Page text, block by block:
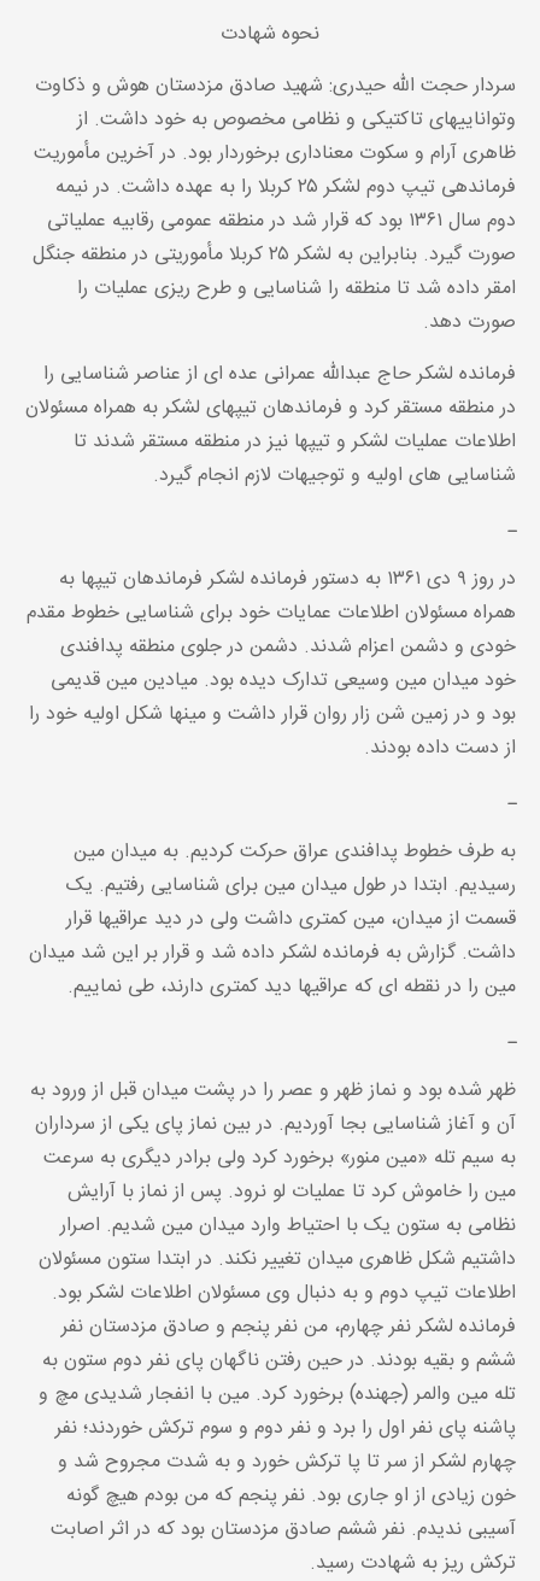
نحوه شهادت
سردار حجت اللّه حیدری: شهید صادق مزدستان هوش و ذکاوت
وتواناییهای تاکتیکی و نظامی مخصوص به خود داشت. از
ظاهری آرام و سکوت معناداری برخوردار بود. در آخرین مأموریت
فرماندهی تیپ دوم لشکر ۲۵ کربلا را به عهده داشت. در نیمه
دوم سال ۱۳۶۱ بود که قرار شد در منطقه عمومی رقابیه عملیاتی
صورت گیرد. بنابراین به لشکر ۲۵ کربلا مأموریتی در منطقه جنگل
امقر داده شد تا منطقه را شناسایی و طرح ریزی عملیات را
صورت دهد.
فرمانده لشکر حاج عبداللّه عمرانی عده ای از عناصر شناسایی را
در منطقه مستقر کرد و فرماندهان تیپهای لشکر به همراه مسئولان
اطلاعات عملیات لشکر و تیپها نیز در منطقه مستقر شدند تا
شناسایی های اولیه و توجیهات لازم انجام گیرد.
ـ
در روز ۹ دی ۱۳۶۱ به دستور فرمانده لشکر فرماندهان تیپها به
همراه مسئولان اطلاعات عمایات خود برای شناسایی خطوط مقدم
خودی و دشمن اعزام شدند. دشمن در جلوی منطقه پدافندی
خود میدان مین وسیعی تدارک دیده بود. میادین مین قدیمی
بود و در زمین شن زار روان قرار داشت و مینها شکل اولیه خود را
از دست داده بودند.
ـ
به طرف خطوط پدافندی عراق حرکت کردیم. به میدان مین
رسیدیم. ابتدا در طول میدان مین برای شناسایی رفتیم. یک
قسمت از میدان، مین کمتری داشت ولی در دید عراقیها قرار
داشت. گزارش به فرمانده لشکر داده شد و قرار بر این شد میدان
مین را در نقطه ای که عراقیها دید کمتری دارند، طی نماییم.
ـ
ظهر شده بود و نماز ظهر و عصر را در پشت میدان قبل از ورود به
آن و آغاز شناسایی بجا آوردیم. در بین نماز پای یکی از سرداران
به سیم تله «مین منور» برخورد کرد ولی برادر دیگری به سرعت
مین را خاموش کرد تا عملیات لو نرود. پس از نماز با آرایش
نظامی به ستون یک با احتیاط وارد میدان مین شدیم. اصرار
داشتیم شکل ظاهری میدان تغییر نکند. در ابتدا ستون مسئولان
اطلاعات تیپ دوم و به دنبال وی مسئولان اطلاعات لشکر بود.
فرمانده لشکر نفر چهارم، من نفر پنجم و صادق مزدستان نفر
ششم و بقیه بودند. در حین رفتن ناگهان پای نفر دوم ستون به
تله مین والمر (جهنده) برخورد کرد. مین با انفجار شدیدی مچ و
پاشنه پای نفر اول را برد و نفر دوم و سوم ترکش خوردند؛ نفر
چهارم لشکر از سر تا پا ترکش خورد و به شدت مجروح شد و
خون زیادی از او جاری بود. نفر پنجم که من بودم هیچ گونه
آسیبی ندیدم. نفر ششم صادق مزدستان بود که در اثر اصابت
ترکش ریز به شهادت رسید.